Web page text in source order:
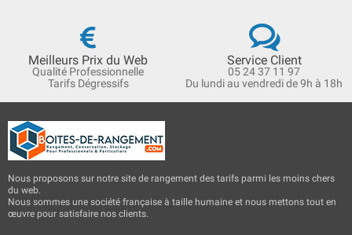
Meilleurs Prix du Web
Qualité Professionnelle
Tarifs Dégressifs
Service Client
05 24 37 11 97
Du lundi au vendredi de 9h à 18h
Nous proposons sur notre site de rangement des tarifs parmi les moins chers
du web.
Nous sommes une société française à taille humaine et nous mettons tout en
œuvre pour satisfaire nos clients.